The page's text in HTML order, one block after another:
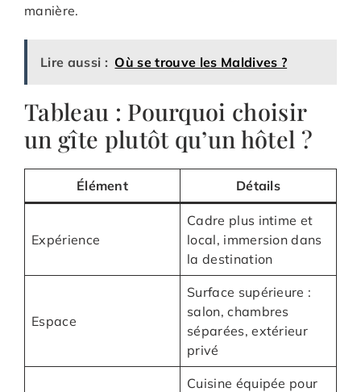
manière.
Lire aussi : Où se trouve les Maldives ?
Tableau : Pourquoi choisir
un gîte plutôt qu’un hôtel ?
Élément Détails
Expérience
Cadre plus intime et
local, immersion dans
la destination
Espace
Surface supérieure :
salon, chambres
séparées, extérieur
privé
Cuisine équipée pour